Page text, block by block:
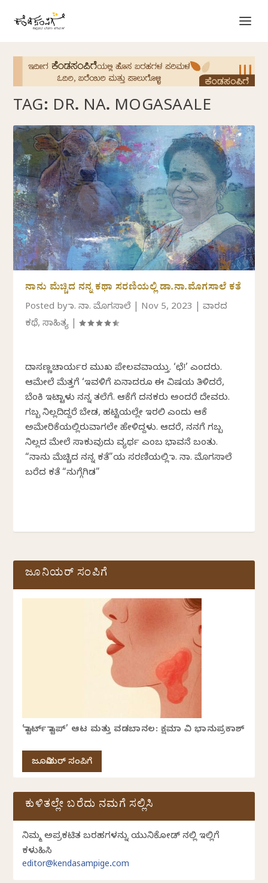
TAG: DR. NA. MOGASAALE
ನಾನು ಮೆಚ್ಚಿದ ನನ್ನ ಕಥಾ ಸರಣಿಯಲ್ಲಿ ಡಾ.ನಾ.ಮೊಗಸಾಲೆ ಕತೆ
Posted byಡಾ. ನಾ. ಮೊಗಸಾಲೆ Nov 5, 2023 |ವಾರದ
ಕಥೆ,ಸಾಹಿತ್ಯ |
ದಾಸಣ್ಣಚಾರ್ಯರ ಮುಖ ಪೇಲವವಾಯ್ತು. ‘ಛೆ!’ ಎಂದರು.
ಆಮೇಲೆ ಮೆತ್ತಗೆ ‘ಇವಳಿಗೆ ಏನಾದರೂ ಈ ವಿಷಯ ತಿಳಿದರೆ,
ಬೆಂಕಿ ಇಟ್ಟಾಳು ನನ್ನ ತಲೆಗೆ. ಆಕೆಗೆ ದನಕರು ಅಂದರೆ ದೇವರು.
ಗಬ್ಬ ನಿಲ್ಲದಿದ್ದರೆ ಬೇಡ, ಹಟ್ಟಿಯಲ್ಲೇ ಇರಲಿ ಎಂದು ಆಕೆ
ಅಮೇರಿಕೆಯಲ್ಲಿರುವಾಗಲೇ ಹೇಳಿದ್ದಳು. ಆದರೆ, ನನಗೆ ಗಬ್ಬ
ನಿಲ್ಲದ ಮೇಲೆ ಸಾಕುವುದು ವ್ಯರ್ಥ ಎಂಬ ಭಾವನೆ ಬಂತು.
“ನಾನು ಮೆಚ್ಚಿದ ನನ್ನ ಕತೆ”ಯ ಸರಣಿಯಲ್ಲಿ ಡಾ. ನಾ. ಮೊಗಸಾಲೆ
ಬರೆದ ಕತೆ “ನುಗ್ಗೆಗಿಡ”
ಜೂನಿಯರ್ ಸಂಪಿಗೆ
‘ಸ್ಟಾರ್ಟ್ ಸ್ಟಾಪ್’ ಆಟ ಮತ್ತು ವಡಬಾನಲ: ಕ್ಷಮಾ ವಿ ಭಾನುಪ್ರಕಾಶ್
ಜೂನಿಯರ್ ಸಂಪಿಗೆ
ಕುಳಿತಲ್ಲೇ ಬರೆದು ನಮಗೆ ಸಲ್ಲಿಸಿ
ನಿಮ್ಮ ಅಪ್ರಕಟಿತ ಬರಹಗಳನ್ನು ಯುನಿಕೋಡ್ ನಲ್ಲಿ ಇಲ್ಲಿಗೆ
ಕಳುಹಿಸಿ
editor@kendasampige.com